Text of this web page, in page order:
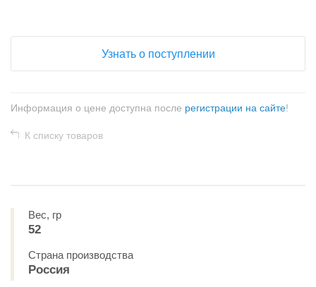
Узнать о поступлении
Информация о цене доступна после регистрации на сайте!
К списку товаров
Вес, гр
52
Страна производства
Россия